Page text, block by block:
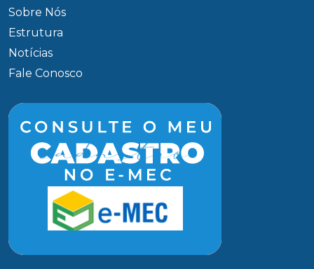
Sobre Nós
Estrutura
Notícias
Fale Conosco